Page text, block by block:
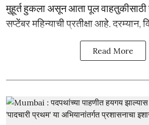
मुहूर्त हुकला असून आता पूल वाहतुकीसाठी
सप्टेंबर महिन्याची प्रतीक्षा आहे. दरम्यान,
Read More